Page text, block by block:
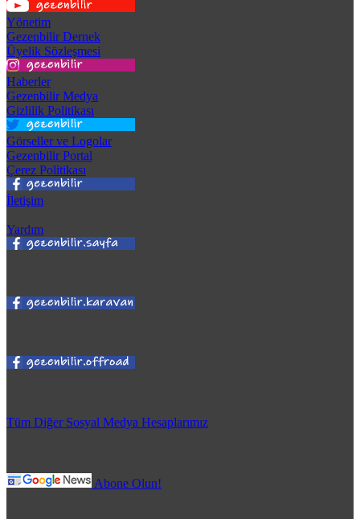
Yönetim
Gezenbilir Dernek
Üyelik Sözleşmesi
Haberler
Gezenbilir Medya
Gizlilik Politikası
Görseller ve Logolar
Gezenbilir Portal
Çerez Politikası
İletişim
Yardım
Tüm Diğer Sosyal Medya Hesaplarımız
Abone Olun!